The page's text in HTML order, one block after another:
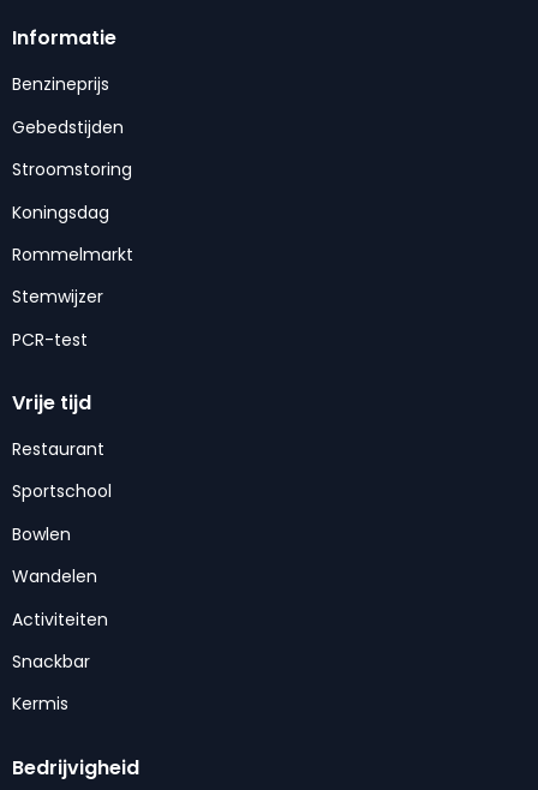
Informatie
Benzineprijs
Gebedstijden
Stroomstoring
Koningsdag
Rommelmarkt
Stemwijzer
PCR-test
Vrije tijd
Restaurant
Sportschool
Bowlen
Wandelen
Activiteiten
Snackbar
Kermis
Bedrijvigheid